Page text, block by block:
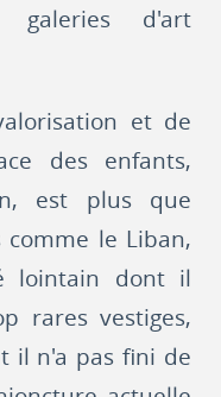
galeries d'art
et de
des enfants,
est plus que
comme le Liban,
lointain dont il
rares vestiges,
il n'a pas fini de